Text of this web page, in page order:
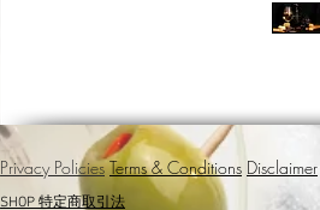
Privacy Policies Terms & Conditions Disclaimer
SHOP 特定商取引法